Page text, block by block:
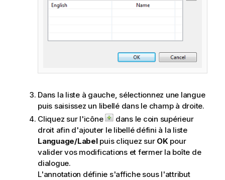
Dans la liste à gauche, sélectionnez une langue
puis saisissez un libellé dans le champ à droite.
Cliquez sur l'icône
dans le coin supérieur
droit afin d'ajouter le libellé défini à la liste
Language/Labelpuis cliquez sur OKpour
valider vos modifications et fermer la boîte de
dialogue.
L'annotation définie s'affiche sous l'attribut